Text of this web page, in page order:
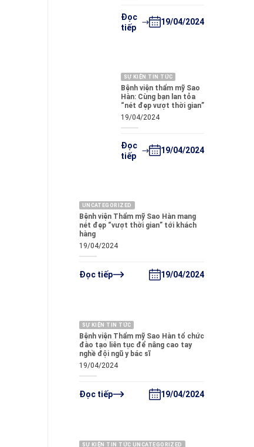
Đọc
tiếp
19/04/2024
SỰ KIỆN TIN TỨC
Bệnh viện thẩm mỹ Sao
Hàn: Cùng bạn lan tỏa
“nét đẹp vượt thời gian”
19/04/2024
Đọc
tiếp
19/04/2024
UNCATEGORIZED
Bệnh viện Thẩm mỹ Sao Hàn mang
nét đẹp “vượt thời gian” tới khách
hàng
19/04/2024
Đọc tiếp 19/04/2024
SỰ KIỆN TIN TỨC
Bệnh viện Thẩm mỹ Sao Hàn tổ chức
đào tạo liên tục để nâng cao tay
nghề đội ngũ y bác sĩ
19/04/2024
Đọc tiếp 19/04/2024
SỰ KIỆN TIN TỨC UNCATEGORIZED